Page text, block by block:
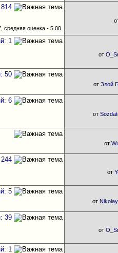
от
отЗлой
от
от
от
от
от